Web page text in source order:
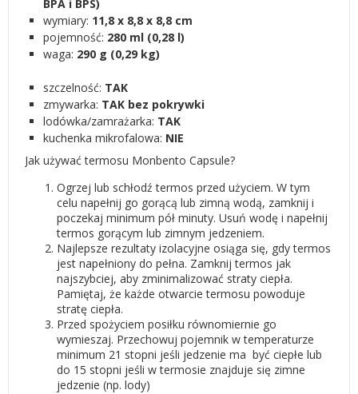
BPA i BPS)
wymiary: 11,8 x 8,8 x 8,8 cm
pojemność: 280 ml (0,28 l)
waga: 290 g (0,29 kg)
szczelność: TAK
zmywarka: TAK bez pokrywki
lodówka/zamrażarka: TAK
kuchenka mikrofalowa: NIE
Jak używać termosu Monbento Capsule?
Ogrzej lub schłodź termos przed użyciem. W tym
celu napełnij go gorącą lub zimną wodą, zamknij i
poczekaj minimum pół minuty. Usuń wodę i napełnij
termos gorącym lub zimnym jedzeniem.
Najlepsze rezultaty izolacyjne osiąga się, gdy termos
jest napełniony do pełna. Zamknij termos jak
najszybciej, aby zminimalizować straty ciepła.
Pamiętaj, że każde otwarcie termosu powoduje
stratę ciepła.
Przed spożyciem posiłku równomiernie go
wymieszaj. Przechowuj pojemnik w temperaturze
minimum 21 stopni jeśli jedzenie ma być ciepłe lub
do 15 stopni jeśli w termosie znajduje się zimne
jedzenie (np. lody)